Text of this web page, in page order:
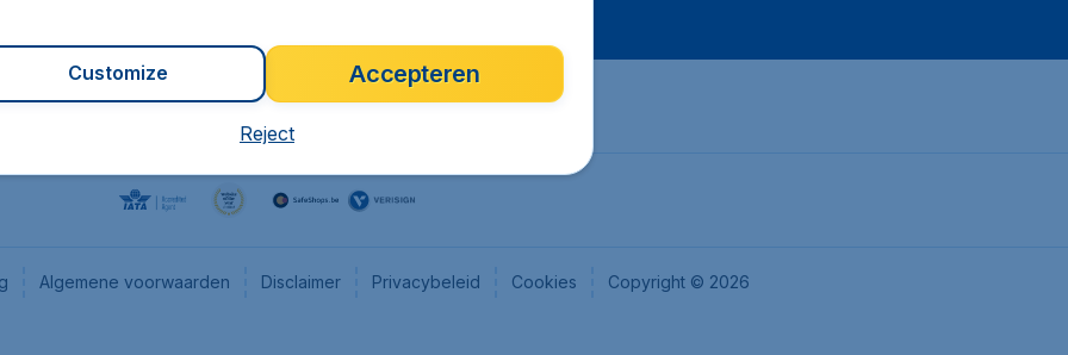
Algemene voorwaarden Disclaimer Privacybeleid Cookies Copyright © 2026
Accepteren
Customize
Reject